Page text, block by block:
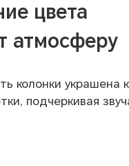
цвета
атмосферу
колонки украшена
подчеркивая